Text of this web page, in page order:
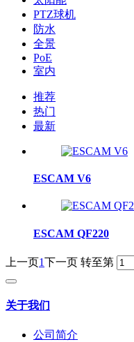
PTZ球机
防水
全景
PoE
室内
推荐
热门
最新
ESCAM V6
ESCAM QF220
上一页1下一页 转至第
关于我们
公司简介